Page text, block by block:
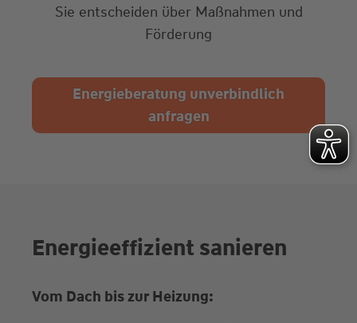
Sie entscheiden über Maßnahmen und
Förderung
Energieberatung unverbindlich
anfragen
Energieeffizient sanieren
Vom Dach bis zur Heizung: